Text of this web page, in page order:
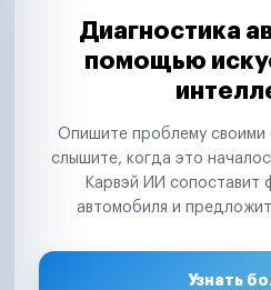
Диагностика
помощью
Опишите проблему своими
слышите, когда это
Карвэй ИИ сопоставит
автомобиля и
Узнать